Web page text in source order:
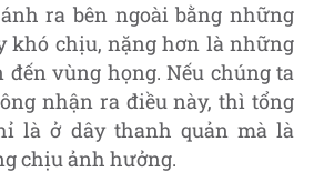
ra bên ngoài bằng những
khó chịu, nặng hơn là những
vùng họng. Nếu chúng ta
nhận ra điều này, thì tổng
là ở dây thanh quản mà là
chịu ảnh hưởng.